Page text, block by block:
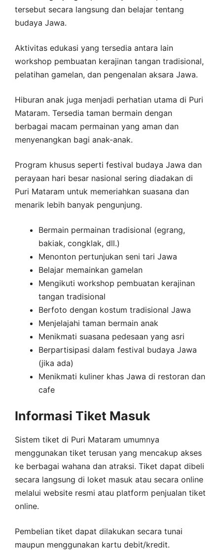
tersebut secara langsung dan belajar tentang
budaya Jawa.
Aktivitas edukasi yang tersedia antara lain
workshop pembuatan kerajinan tangan tradisional,
pelatihan gamelan, dan pengenalan aksara Jawa.
Hiburan anak juga menjadi perhatian utama di Puri
Mataram. Tersedia taman bermain dengan
berbagai macam permainan yang aman dan
menyenangkan bagi anak-anak.
Program khusus seperti festival budaya Jawa dan
perayaan hari besar nasional sering diadakan di
Puri Mataram untuk memeriahkan suasana dan
menarik lebih banyak pengunjung.
Bermain permainan tradisional (egrang,
bakiak, congklak, dll.)
Menonton pertunjukan seni tari Jawa
Belajar memainkan gamelan
Mengikuti workshop pembuatan kerajinan
tangan tradisional
Berfoto dengan kostum tradisional Jawa
Menjelajahi taman bermain anak
Menikmati suasana pedesaan yang asri
Berpartisipasi dalam festival budaya Jawa
(jika ada)
Menikmati kuliner khas Jawa di restoran dan
cafe
Informasi Tiket Masuk
Sistem tiket di Puri Mataram umumnya
menggunakan tiket terusan yang mencakup akses
ke berbagai wahana dan atraksi. Tiket dapat dibeli
secara langsung di loket masuk atau secara online
melalui website resmi atau platform penjualan tiket
online.
Pembelian tiket dapat dilakukan secara tunai
maupun menggunakan kartu debit/kredit.